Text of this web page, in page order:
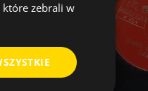
które zebrali w